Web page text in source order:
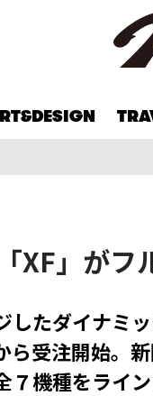
XF」がフ
したダイナミ
ら受注開始。
機種をライン